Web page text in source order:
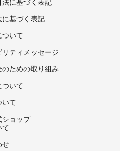
基づく表記
いて
ティメッセージ
ための取り組み
いて
て
ショップ
せ